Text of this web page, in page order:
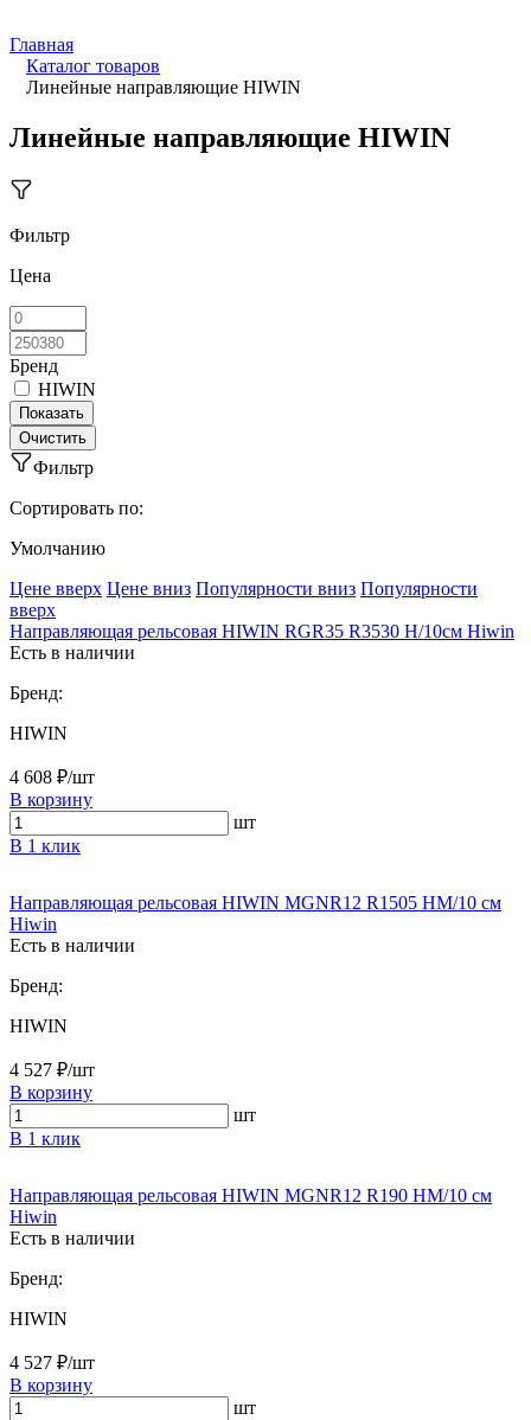
Главная
Каталог товаров
Линейные направляющие HIWIN
Линейные направляющие HIWIN
Фильтр
Цена
Бренд
HIWIN
Фильтр
Сортировать по:
Умолчанию
Ценe вверх Ценe вниз Популярности вниз Популярности
вверх
Направляющая рельсовая HIWIN RGR35 R3530 H/10см Hiwin
Есть в наличии
Бренд:
HIWIN
4 608 ₽/шт
В корзину
шт
В 1 клик
Направляющая рельсовая HIWIN MGNR12 R1505 HM/10 см
Hiwin
Есть в наличии
Бренд:
HIWIN
4 527 ₽/шт
В корзину
шт
В 1 клик
Направляющая рельсовая HIWIN MGNR12 R190 HM/10 см
Hiwin
Есть в наличии
Бренд:
HIWIN
4 527 ₽/шт
В корзину
шт